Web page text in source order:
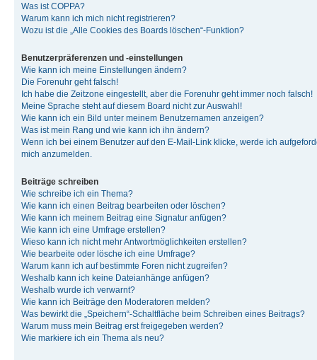
Was ist COPPA?
Warum kann ich mich nicht registrieren?
Wozu ist die „Alle Cookies des Boards löschen“-Funktion?
Benutzerpräferenzen und -einstellungen
Wie kann ich meine Einstellungen ändern?
Die Forenuhr geht falsch!
Ich habe die Zeitzone eingestellt, aber die Forenuhr geht immer noch falsch!
Meine Sprache steht auf diesem Board nicht zur Auswahl!
Wie kann ich ein Bild unter meinem Benutzernamen anzeigen?
Was ist mein Rang und wie kann ich ihn ändern?
Wenn ich bei einem Benutzer auf den E-Mail-Link klicke, werde ich
mich anzumelden.
Beiträge schreiben
Wie schreibe ich ein Thema?
Wie kann ich einen Beitrag bearbeiten oder löschen?
Wie kann ich meinem Beitrag eine Signatur anfügen?
Wie kann ich eine Umfrage erstellen?
Wieso kann ich nicht mehr Antwortmöglichkeiten erstellen?
Wie bearbeite oder lösche ich eine Umfrage?
Warum kann ich auf bestimmte Foren nicht zugreifen?
Weshalb kann ich keine Dateianhänge anfügen?
Weshalb wurde ich verwarnt?
Wie kann ich Beiträge den Moderatoren melden?
Was bewirkt die „Speichern“-Schaltfläche beim Schreiben eines Beitrags?
Warum muss mein Beitrag erst freigegeben werden?
Wie markiere ich ein Thema als neu?